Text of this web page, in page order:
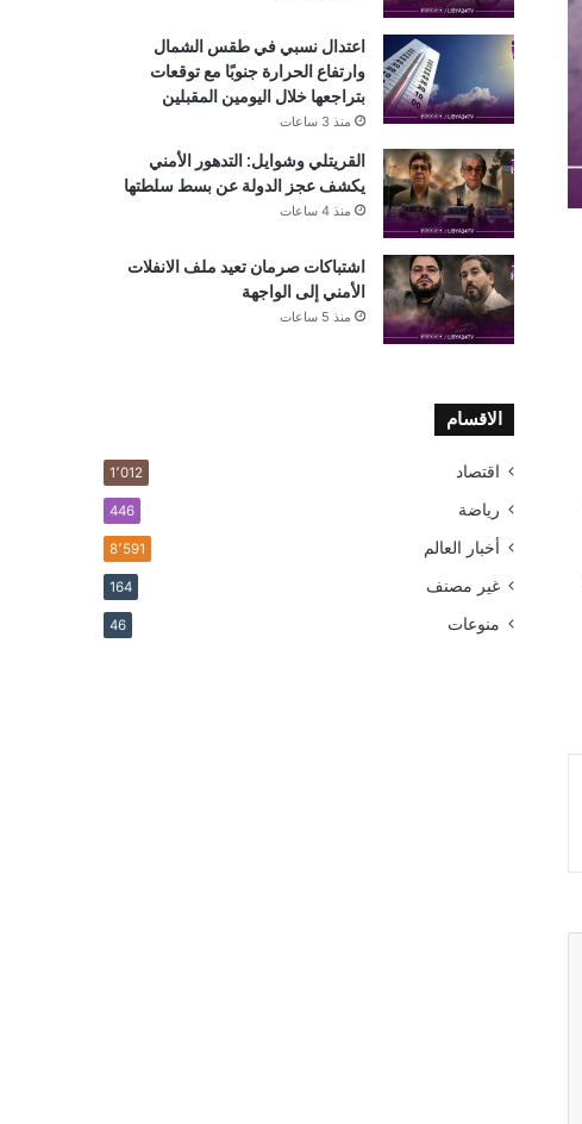
اعتدال نسبي في طقس الشمال
وارتفاع الحرارة جنوبًا مع توقعات
بتراجعها خلال اليومين المقبلين
منذ 3 ساعات
القريتلي وشوايل: التدهور الأمني
يكشف عجز الدولة عن بسط سلطتها
منذ 4 ساعات
اشتباكات صرمان تعيد ملف الانفلات
الأمني إلى الواجهة
منذ 5 ساعات
الاقسام
اقتصاد 1٬012
رياضة 446
أخبار العالم 8٬591
غير مصنف 164
منوعات 46